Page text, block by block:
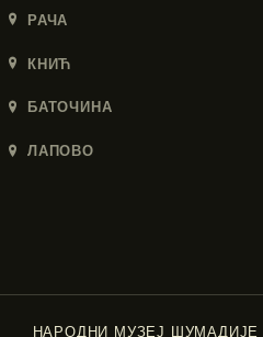
РАЧА
КНИЋ
БАТОЧИНА
ЛАПОВО
НАРОДНИ МУЗЕЈ ШУМАДИЈЕ